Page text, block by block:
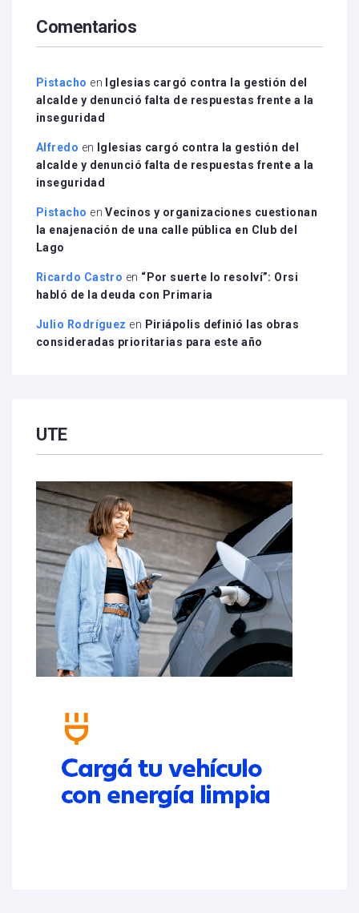
Comentarios
Pistacho en Iglesias cargó contra la gestión del
alcalde y denunció falta de respuestas frente a la
inseguridad
Alfredo en Iglesias cargó contra la gestión del
alcalde y denunció falta de respuestas frente a la
inseguridad
Pistacho enVecinos y organizaciones cuestionan
la enajenación de una calle pública en Club del
Lago
Ricardo Castro en “Por suerte lo resolví”: Orsi
habló de la deuda con Primaria
Julio Rodríguez en Piriápolis definió las obras
consideradas prioritarias para este año
UTE